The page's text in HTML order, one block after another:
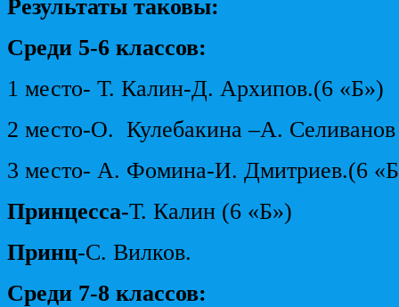
Результаты таковы:
Среди 5-6 классов:
1 место- Т. Калин-Д. Архипов.(6 «Б»)
2 место-О. Кулебакина –А.
3 место- А. Фомина-И. Дмитриев.(6
Принцесса-Т. Калин (6 «Б»)
Принц-С. Вилков.
Среди 7-8 классов: